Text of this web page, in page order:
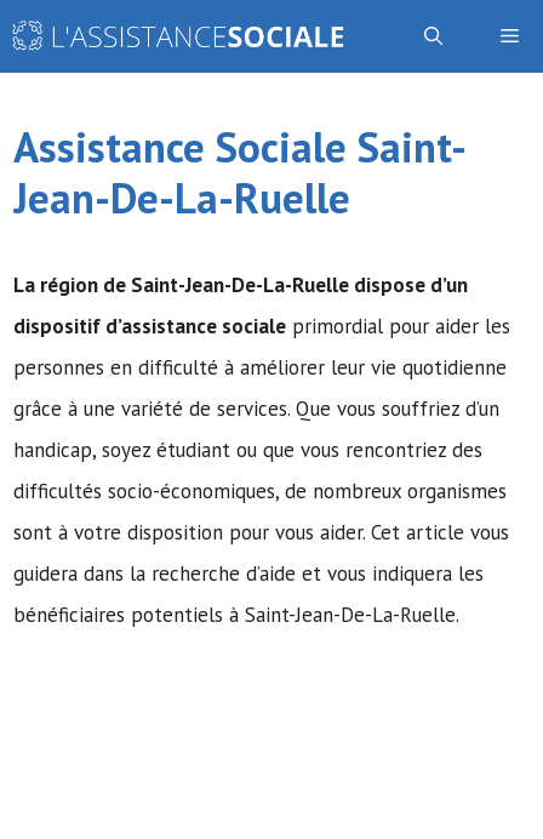
Aller
Assistance Sociale Saint-
Jean-De-La-Ruelle
La région de Saint-Jean-De-La-Ruelle dispose d’un
dispositif d’assistance sociale primordial pour aider les
personnes en difficulté à améliorer leur vie quotidienne
grâce à une variété de services. Que vous souffriez d’un
handicap, soyez étudiant ou que vous rencontriez des
difficultés socio-économiques, de nombreux organismes
sont à votre disposition pour vous aider. Cet article vous
guidera dans la recherche d’aide et vous indiquera les
bénéficiaires potentiels à Saint-Jean-De-La-Ruelle.